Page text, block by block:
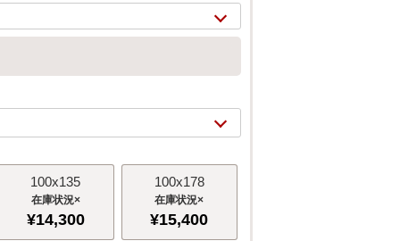
2/8
100x135
×
¥14,300
100x178
×
¥15,400